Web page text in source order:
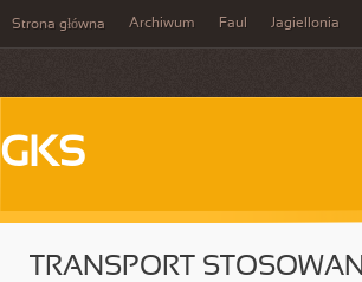
Strona główna Archiwum Faul Jagiellonia
GKS
TRANSPORT